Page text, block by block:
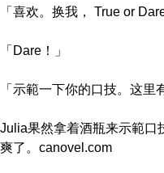
「喜欢。换我， True or
「Dare！」
「示範一下你的口技。这里
Julia果然拿着酒瓶来示範口
爽了。canovel.com